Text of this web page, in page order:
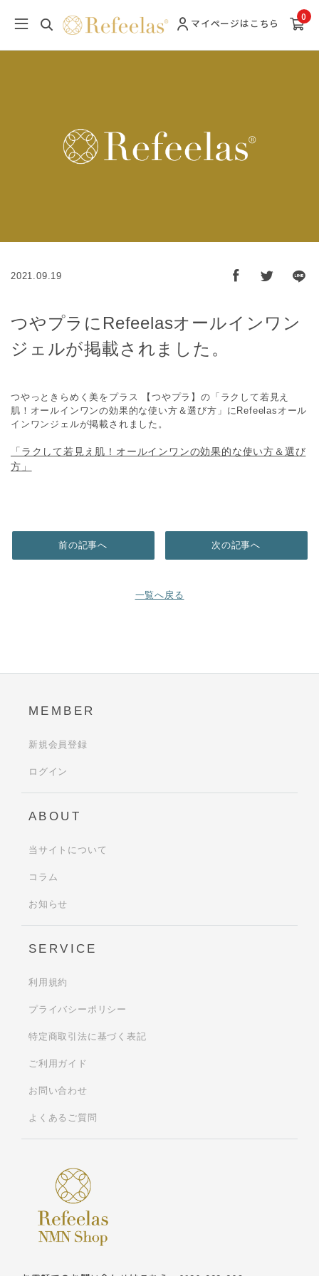
マイページはこちら
0
2021.09.19
つやプラにRefeelasオールインワン
ジェルが掲載されました。
つやっときらめく美をプラス 【つやプラ】の「ラクして若見え
肌！オールインワンの効果的な使い方＆選び方」にRefeelasオール
インワンジェルが掲載されました。
「ラクして若見え肌！オールインワンの効果的な使い方＆選び
方」
前の記事へ
一覧へ戻る
次の記事へ
MEMBER
新規会員登録
ログイン
ABOUT
当サイトについて
コラム
お知らせ
SERVICE
利用規約
プライバシーポリシー
特定商取引法に基づく表記
ご利用ガイド
お問い合わせ
よくあるご質問